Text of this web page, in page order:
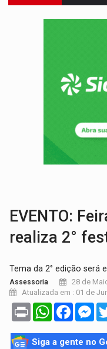
DO
ROTA
EVENTO:
realiza 2°
Tema da 2° edição será
Assessoria
28 de
Atualizada em : 01 de
Print WhatsApp
Siga a gente no